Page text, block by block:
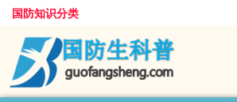
国防知识分类